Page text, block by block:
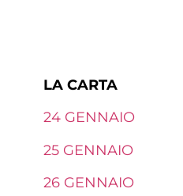
LA CARTA
24 GENNAIO
25 GENNAIO
26 GENNAIO